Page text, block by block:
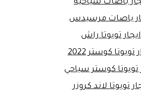
باصات سياحية
باصات مرسيدس
ايجار تويوتا راش
تويوتا كوستر 2022
تويوتا كوستر سياحي
تويوتا لاند كروزر